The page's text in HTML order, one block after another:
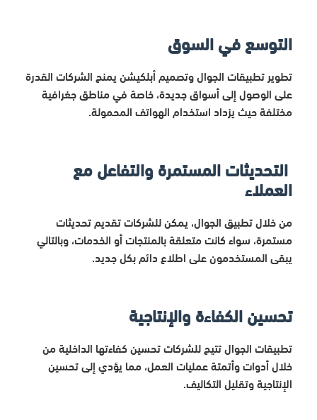
التوسع في السوق
تطوير تطبيقات الجوال وتصميم أبلكيشن يمنح الشركات القدرة
على الوصول إلى أسواق جديدة، خاصة في مناطق جغرافية
مختلفة حيث يزداد استخدام الهواتف المحمولة.
التحديثات المستمرة والتفاعل مع
العملاء
من خلال تطبيق الجوال، يمكن للشركات تقديم تحديثات
مستمرة، سواء كانت متعلقة بالمنتجات أو الخدمات، وبالتالي
يبقى المستخدمون على اطلاع دائم بكل جديد.
تحسين الكفاءة والإنتاجية
تطبيقات الجوال تتيح للشركات تحسين كفاءتها الداخلية من
خلال أدوات وأتمتة عمليات العمل، مما يؤدي إلى تحسين
الإنتاجية وتقليل التكاليف.